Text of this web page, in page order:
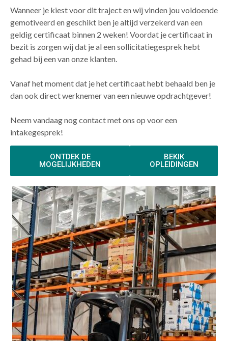
Wanneer je kiest voor dit traject en wij vinden jou voldoende
gemotiveerd en geschikt ben je altijd verzekerd van een
geldig certificaat binnen 2 weken! Voordat je certificaat in
bezit is zorgen wij dat je al een sollicitatiegesprek hebt
gehad bij een van onze klanten.
Vanaf het moment dat je het certificaat hebt behaald ben je
dan ook direct werknemer van een nieuwe opdrachtgever!
Neem vandaag nog contact met ons op voor een
intakegesprek!
ONTDEK DE
MOGELIJKHEDEN
BEKIK
OPLEIDINGEN